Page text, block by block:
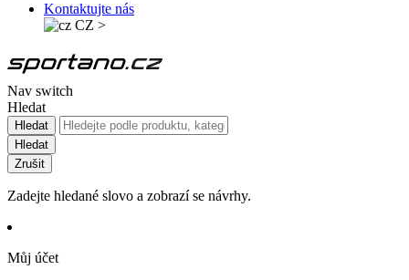
Kontaktujte nás
CZ >
Nav switch
Hledat
Hledat
Hledat
Zrušit
Zadejte hledané slovo a zobrazí se návrhy.
Můj účet